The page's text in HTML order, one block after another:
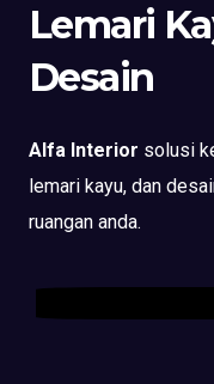
Lemari
Desain
Alfa Interior solusi
lemari kayu, dan
ruangan anda.